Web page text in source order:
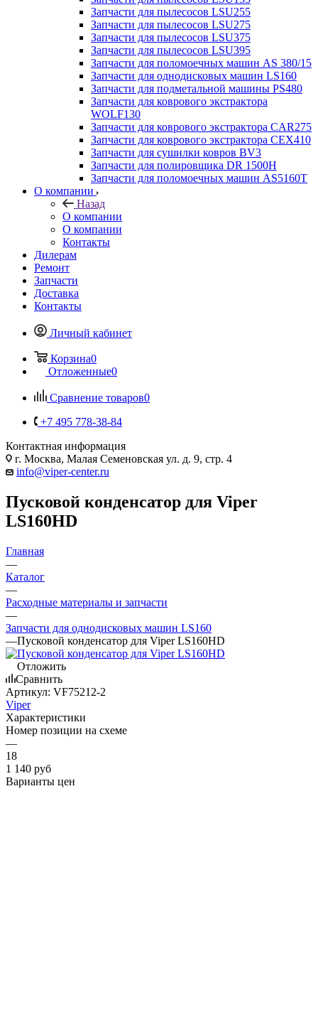
Запчасти для пылесосов LSU255
Запчасти для пылесосов LSU275
Запчасти для пылесосов LSU375
Запчасти для пылесосов LSU395
Запчасти для поломоечных машин AS 380/15
Запчасти для однодисковых машин LS160
Запчасти для подметальной машины PS480
Запчасти для коврового экстрактора
WOLF130
Запчасти для коврового экстрактора CAR275
Запчасти для коврового экстрактора CEX410
Запчасти для сушилки ковров BV3
Запчасти для полировщика DR 1500H
Запчасти для поломоечных машин AS5160T
О компании
Назад
О компании
О компании
Контакты
Дилерам
Ремонт
Запчасти
Доставка
Контакты
Личный кабинет
Корзина0
Отложенные0
Сравнение товаров0
+7 495 778-38-84
Контактная информация
г. Москва, Малая Семеновская ул. д. 9, стр. 4
info@viper-center.ru
Пусковой конденсатор для Viper
LS160HD
Главная
—
Каталог
—
Расходные материалы и запчасти
—
Запчасти для однодисковых машин LS160
—Пусковой конденсатор для Viper LS160HD
Отложить
Сравнить
Артикул: VF75212-2
Viper
Характеристики
Номер позиции на схеме
—
18
1 140 руб
Варианты цен